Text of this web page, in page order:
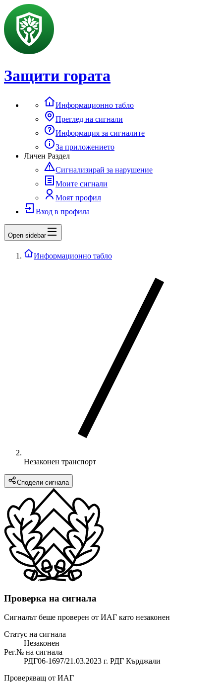
Защити гората
Информационно табло
Преглед на сигнали
Информация за сигналите
За приложението
Личен Раздел
Сигнализирай за нарушение
Моите сигнали
Моят профил
Вход в профила
Open sidebar
Информационно табло
Незаконен транспорт
Сподели сигнала
Проверка на сигнала
Сигналът беше проверен от ИАГ като незаконен
Статус на сигнала
Незаконен
Рег.№ на сигнала
РДГ06-1697/21.03.2023 г. РДГ Кърджали
Проверяващ от ИАГ